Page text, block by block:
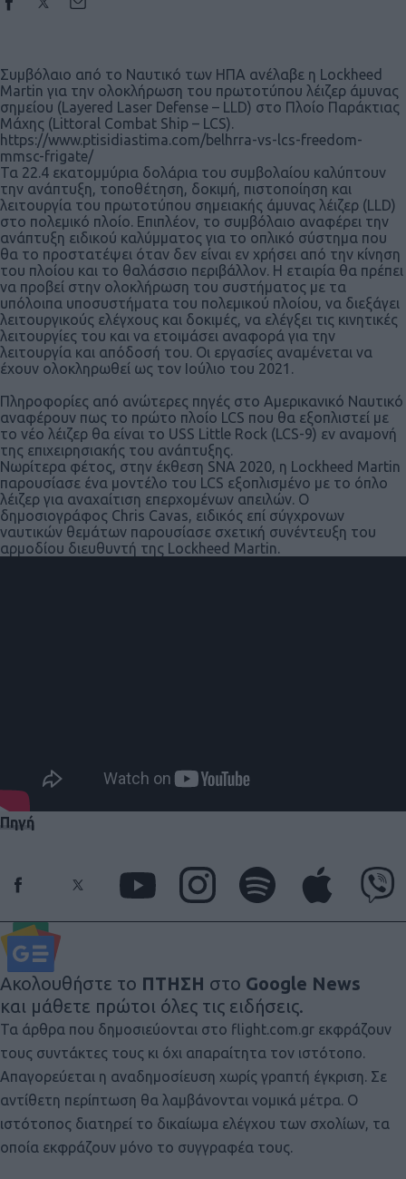
Συμβόλαιο από το Ναυτικό των ΗΠΑ ανέλαβε η Lockheed
Martin για την ολοκλήρωση του πρωτοτύπου λέιζερ άμυνας
σημείου (Layered Laser Defense – LLD) στο Πλοίο Παράκτιας
Μάχης (Littoral Combat Ship – LCS).
https://www.ptisidiastima.com/belhrra-vs-lcs-freedom-
mmsc-frigate/
Τα 22.4 εκατομμύρια δολάρια του συμβολαίου καλύπτουν
την ανάπτυξη, τοποθέτηση, δοκιμή, πιστοποίηση και
λειτουργία του πρωτοτύπου σημειακής άμυνας λέιζερ (LLD)
στο πολεμικό πλοίο. Επιπλέον, το συμβόλαιο αναφέρει την
ανάπτυξη ειδικού καλύμματος για το οπλικό σύστημα που
θα το προστατέψει όταν δεν είναι εν χρήσει από την κίνηση
του πλοίου και το θαλάσσιο περιβάλλον. Η εταιρία θα πρέπει
να προβεί στην ολοκλήρωση του συστήματος με τα
υπόλοιπα υποσυστήματα του πολεμικού πλοίου, να διεξάγει
λειτουργικούς ελέγχους και δοκιμές, να ελέγξει τις κινητικές
λειτουργίες του και να ετοιμάσει αναφορά για την
λειτουργία και απόδοσή του. Οι εργασίες αναμένεται να
έχουν ολοκληρωθεί ως τον Ιούλιο του 2021.
Πληροφορίες από ανώτερες πηγές στο Αμερικανικό Ναυτικό
αναφέρουν πως το πρώτο πλοίο LCS που θα εξοπλιστεί με
το νέο λέιζερ θα είναι το USS Little Rock (LCS-9) εν αναμονή
της επιχειρησιακής του ανάπτυξης.
Νωρίτερα φέτος, στην έκθεση SNA 2020, η Lockheed Martin
παρουσίασε ένα μοντέλο του LCS εξοπλισμένο με το όπλο
λέιζερ για αναχαίτιση επερχομένων απειλών. Ο
δημοσιογράφος Chris Cavas, ειδικός επί σύγχρονων
ναυτικών θεμάτων παρουσίασε σχετική συνέντευξη του
αρμοδίου διευθυντή της Lockheed Martin.
Πηγή
Ακολουθήστε το ΠΤΗΣΗ στο Google News
και μάθετε πρώτοι όλες τις ειδήσεις.
Τα άρθρα που δημοσιεύονται στο flight.com.gr εκφράζουν
τους συντάκτες τους κι όχι απαραίτητα τον ιστότοπο.
Απαγορεύεται η αναδημοσίευση χωρίς γραπτή έγκριση. Σε
αντίθετη περίπτωση θα λαμβάνονται νομικά μέτρα. Ο
ιστότοπος διατηρεί το δικαίωμα ελέγχου των σχολίων, τα
οποία εκφράζουν μόνο το συγγραφέα τους.